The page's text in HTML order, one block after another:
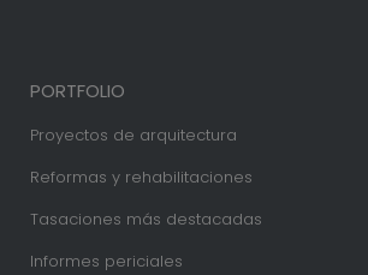
PORTFOLIO
Proyectos de arquitectura
Reformas y rehabilitaciones
Tasaciones más destacadas
Informes periciales